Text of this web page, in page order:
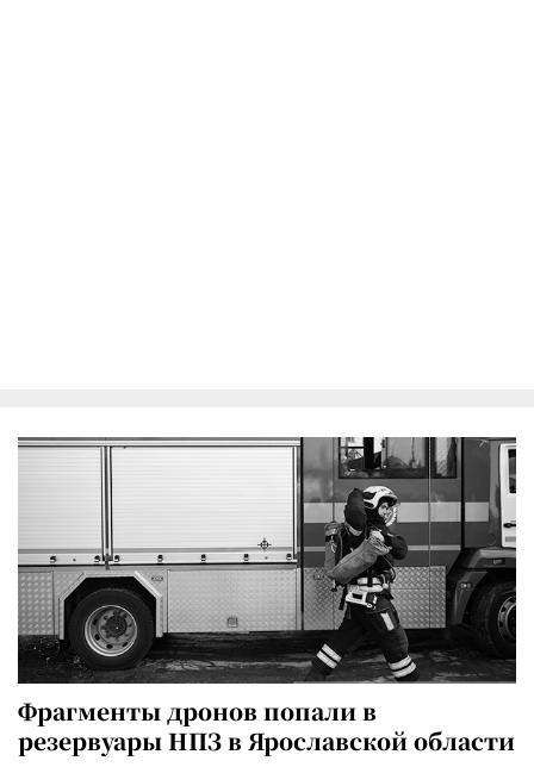
Фрагменты дронов попали в
резервуары НПЗ в Ярославской области